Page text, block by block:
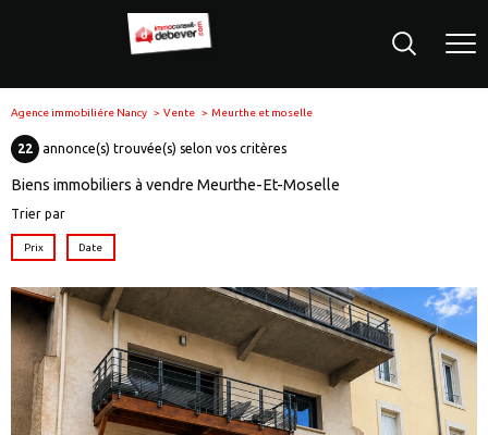
Agence immobiliére Nancy Vente Meurthe et moselle
22 annonce(s) trouvée(s) selon vos critères
Biens immobiliers à vendre Meurthe-Et-Moselle
Trier par
Prix Date
voir le